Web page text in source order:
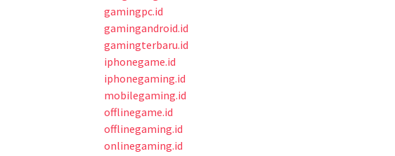
gamingpc.id
gamingandroid.id
gamingterbaru.id
iphonegame.id
iphonegaming.id
mobilegaming.id
offlinegame.id
offlinegaming.id
onlinegaming.id